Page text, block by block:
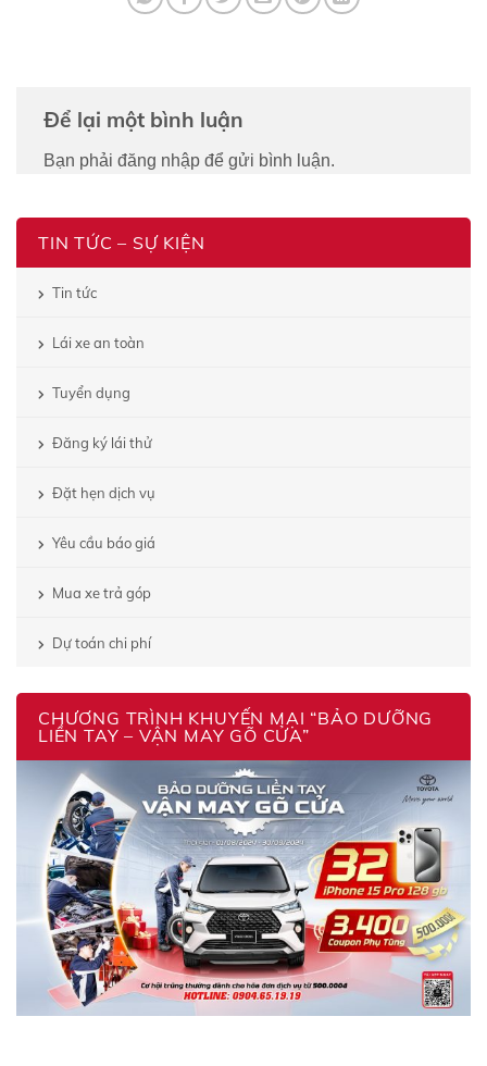
TIN TỨC – SỰ KIỆN
Tin tức
Lái xe an toàn
Tuyển dụng
Đăng ký lái thử
Đặt hẹn dịch vụ
Yêu cầu báo giá
Mua xe trả góp
Dự toán chi phí
CHƯƠNG TRÌNH KHUYẾN MẠI “BẢO DƯỠNG
LIỀN TAY – VẬN MAY GÕ CỬA”
Để lại một bình luận
Bạn phải đăng nhập để gửi bình luận.